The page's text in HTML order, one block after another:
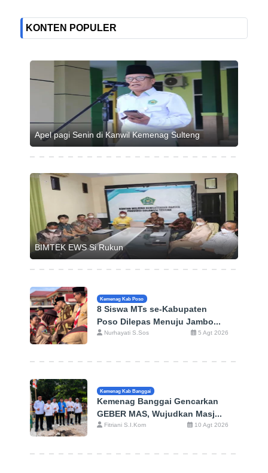
KONTEN POPULER
Apel pagi Senin di Kanwil Kemenag Sulteng
BIMTEK EWS Si Rukun
Kemenag Kab Poso
8 Siswa MTs se-Kabupaten
Poso Dilepas Menuju Jambo...
Nurhayati S.Sos 5 Agt 2026
Kemenag Kab Banggai
Kemenag Banggai Gencarkan
GEBER MAS, Wujudkan Masj...
Fitriani S.I.Kom 10 Agt 2026